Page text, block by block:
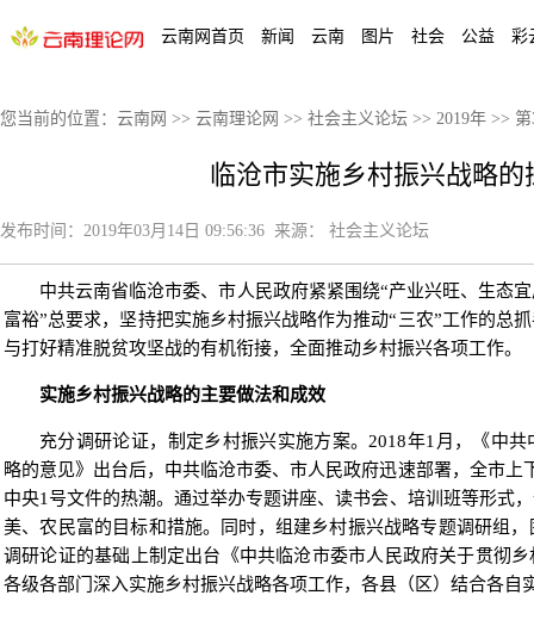
云南网首页 新闻 云南 图片 社会 公益 彩
您当前的位置： 云南网 >> 云南理论网 >> 社会主义论坛 >> 2019年 >>
临沧市实施乡村振兴战略的
发布时间： 2019年03月14日 09:56:36 来源： 社会主义论坛
中共云南省临沧市委、市人民政府紧紧围绕“产业兴旺、生态
富裕”总要求，坚持把实施乡村振兴战略作为推动“三农”工作的总
与打好精准脱贫攻坚战的有机衔接，全面推动乡村振兴各项工作。
实施乡村振兴战略的主要做法和成效
充分调研论证，制定乡村振兴实施方案。2018年1月，《中
略的意见》出台后，中共临沧市委、市人民政府迅速部署，全市上
中央1号文件的热潮。通过举办专题讲座、读书会、培训班等形式
美、农民富的目标和措施。同时，组建乡村振兴战略专题调研组
调研论证的基础上制定出台《中共临沧市委市人民政府关于贯彻
各级各部门深入实施乡村振兴战略各项工作，各县（区）结合各自